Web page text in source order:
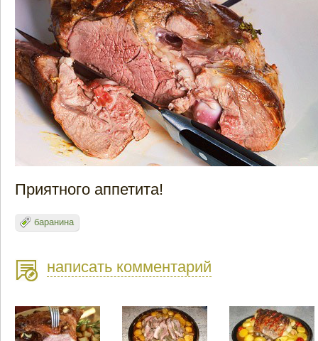
Приятного аппетита!
баранина
написать комментарий